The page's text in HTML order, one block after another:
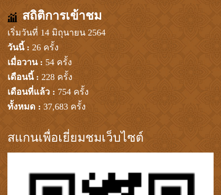
สถิติการเข้าชม
เริ่มวันที่ 14 มิถุนายน 2564
วันนี้ : 26 ครั้ง
เมื่อวาน : 54 ครั้ง
เดือนนี้ : 228 ครั้ง
เดือนที่แล้ว : 754 ครั้ง
ทั้งหมด : 37,683 ครั้ง
สแกนเพื่อเยี่ยมชมเว็บไซต์